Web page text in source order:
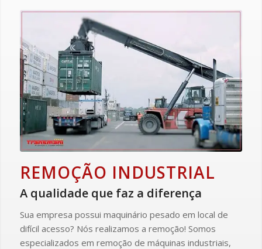
REMOÇÃO INDUSTRIAL
A qualidade que faz a diferença
Sua empresa possui maquinário pesado em local de
difícil acesso? Nós realizamos a remoção! Somos
especializados em remoção de máquinas industriais,